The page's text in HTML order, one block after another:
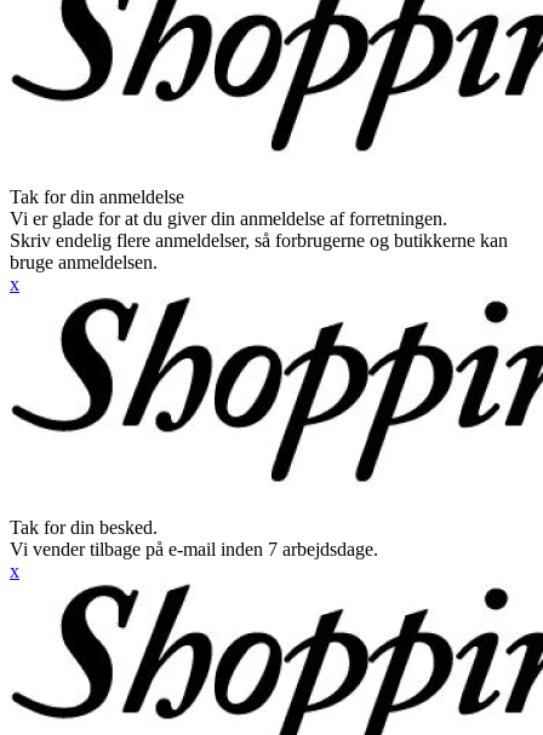
Tak for din anmeldelse
Vi er glade for at du giver din anmeldelse af forretningen.
Skriv endelig flere anmeldelser, så forbrugerne og butikkerne kan
bruge anmeldelsen.
x
Tak for din besked.
Vi vender tilbage på e-mail inden 7 arbejdsdage.
x